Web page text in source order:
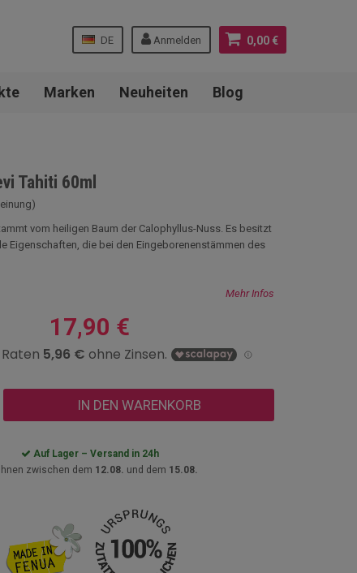
0,00 €
Anmelden
DE
Marken Neuheiten Blog
Tahiti 60ml
vom heiligen Baum der Calophyllus-Nuss. Es besitzt
Eigenschaften, die bei den Eingeborenenstämmen des
Mehr Infos
17,90 €
IN DEN WARENKORB
Auf Lager – Versand in 24h
zwischen dem 12.08. und dem 15.08.